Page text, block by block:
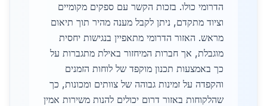
הדרומי כולו. בזכות הקשר עם ספקים מקומיים
וציוד מתקדם, ניתן לקבל מענה מהיר תוך תיאום
מראש. האזור הדרומי מתאפיין בנגישות יחסית
מוגבלת, אך חברות המיחזור באילת מתגברות על
כך באמצעות תכנון מוקפד של לוחות הזמנים
והקפדה על זמינות גבוהה של צוותים ומכונות, כך
שהלקוחות באזור דרום יכולים להנות משירות אמין